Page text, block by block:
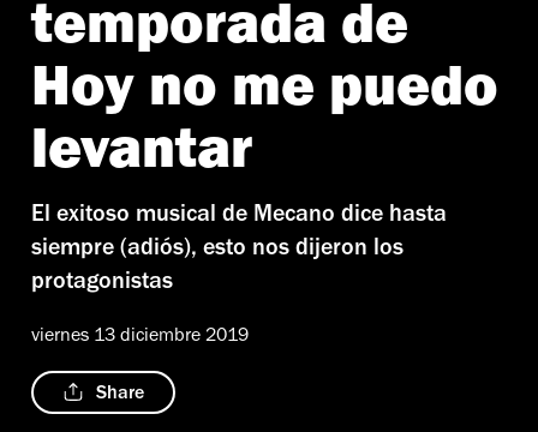
temporada de
Hoy no me puedo
levantar
El exitoso musical de Mecano dice hasta
siempre (adiós), esto nos dijeron los
protagonistas
viernes 13 diciembre 2019
Share